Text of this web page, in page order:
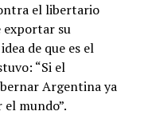
el libertario
exportar su
de que es el
“Si el
Argentina ya
mundo”.